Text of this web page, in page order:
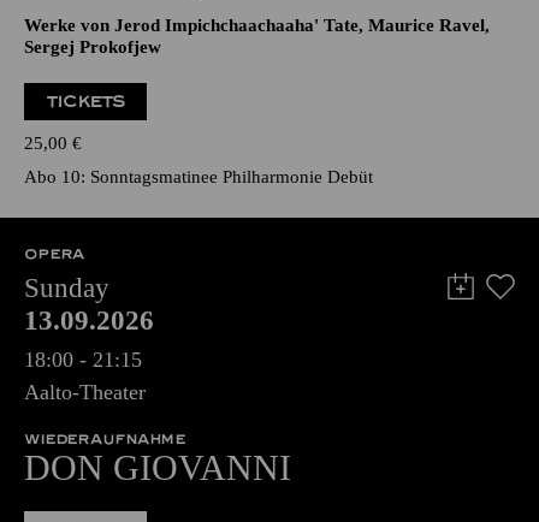
Werke von Jerod Impichchaachaaha' Tate, Maurice Ravel,
Sergej Prokofjew
TICKETS
25,00 €
Abo 10: Sonntagsmatinee Philharmonie Debüt
OPERA
Sunday
13.09.2026
18:00 - 21:15
Aalto-Theater
WIEDERAUFNAHME
DON GIOVANNI